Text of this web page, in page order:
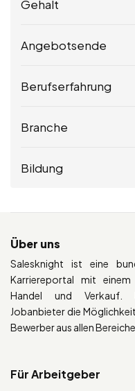
Gehalt
Angebotsende
Berufserfahrung
Branche
Bildung
Über uns
Salesknight ist eine
Karriereportal mit
Handel und Verkauf.
Jobanbieter die
Bewerber aus allen
Für Arbeitgeber